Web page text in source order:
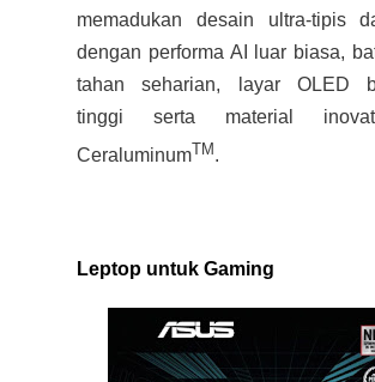
memadukan desain ultra-tipis
dengan performa AI luar biasa,
tahan seharian, layar OLED
tinggi serta material
CeraluminumTM .
Leptop untuk Gaming